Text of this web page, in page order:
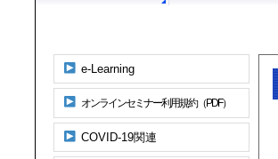
e-Learning
オンラインセミナー利用規約（PDF）
COVID-19関連